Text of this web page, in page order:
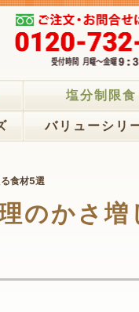
塩分制限食
バリューシリ
食材5選
のかさ増